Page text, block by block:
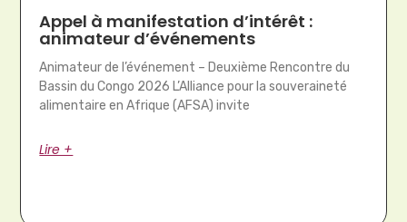
Appel à manifestation d’intérêt :
animateur d’événements
Animateur de l’événement – Deuxième Rencontre du
Bassin du Congo 2026 L’Alliance pour la souveraineté
alimentaire en Afrique (AFSA) invite
Lire +